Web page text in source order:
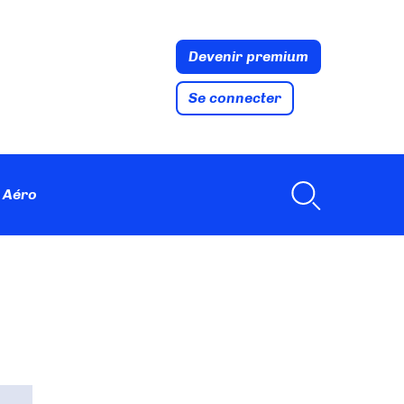
Devenir premium
Se connecter